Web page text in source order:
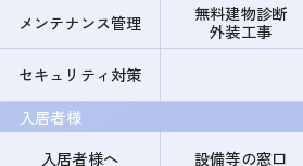
メンテナンス管理
無料建物診断
外装工事
セキュリティ対策
入居者様
入居者様へ
設備等の窓口